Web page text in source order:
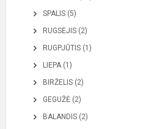
SPALIS (5)
RUGSĖJIS (2)
RUGPJŪTIS (1)
LIEPA (1)
BIRŽELIS (2)
GEGUŽĖ (2)
BALANDIS (2)